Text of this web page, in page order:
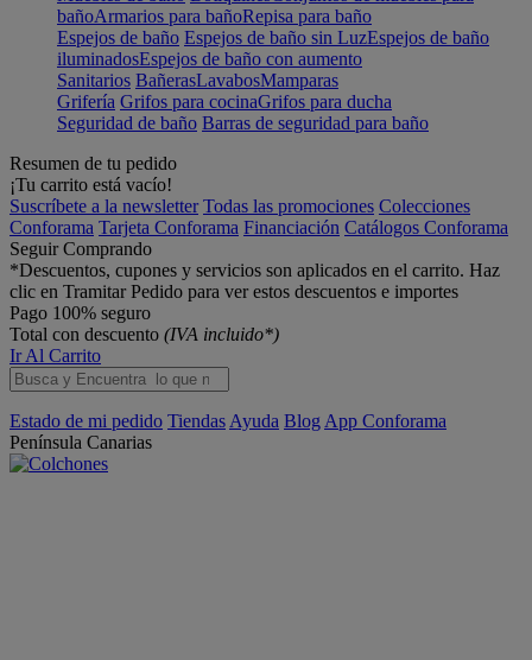
bañoArmarios para bañoRepisa para baño
Espejos de baño Espejos de baño sin LuzEspejos de baño
iluminadosEspejos de baño con aumento
Sanitarios BañerasLavabosMamparas
Grifería Grifos para cocinaGrifos para ducha
Seguridad de baño Barras de seguridad para baño
Resumen de tu pedido
¡Tu carrito está vacío!
Suscríbete a la newsletter Todas las promociones Colecciones
Conforama Tarjeta Conforama Financiación Catálogos Conforama
Seguir Comprando
*Descuentos, cupones y servicios son aplicados en el carrito. Haz
clic en Tramitar Pedido para ver estos descuentos e importes
Pago 100% seguro
Total con descuento (IVA incluido*)
Ir Al Carrito
Estado de mi pedido Tiendas Ayuda Blog App Conforama
Península Canarias